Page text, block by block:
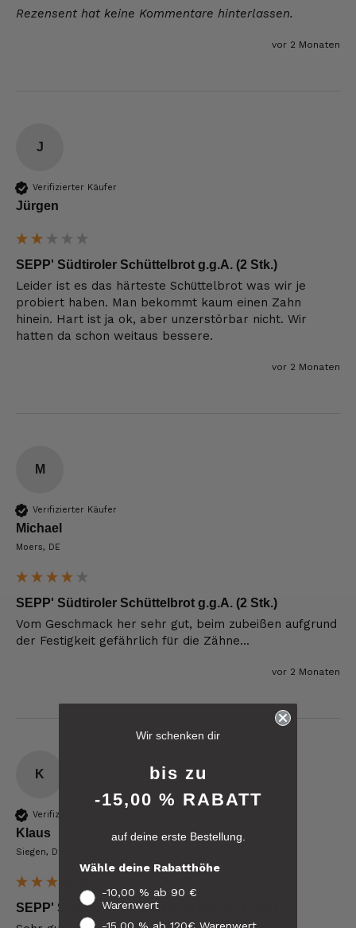
Rezensent hat keine Kommentare hinterlassen.
vor 2 Monaten
J
Verifizierter Käufer
Jürgen
SEPP' Südtiroler Schüttelbrot g.g.A. (2 Stk.)
Leider ist es das härteste Schüttelbrot was wir je
probiert haben. Man bekommt kaum einen Zahn
hinein. Hart ist ja ok, aber unzerstörbar nicht. Wir
hatten da schon weitaus bessere.
vor 2 Monaten
M
Verifizierter Käufer
Michael
Moers, DE
SEPP' Südtiroler Schüttelbrot g.g.A. (2 Stk.)
Vom Geschmack her sehr gut, beim zubeißen aufgrund
der Festigkeit gefährlich für die Zähne...
vor 2 Monaten
K
Verifizierter Käufer
Klaus
Siegen, Deutschland
SEPP' Südtiroler Schüttelbrot g.g.A. (2 Stk.)
rating 6.229
reviews-io
Verifizierter Kunde
Hallo Ich konnte erst heute mein Paket
abholen , bin sehr überrascht kann Euch nur
Wir schenken dir
bis zu
-15,00 % RABATT
auf deine erste Bestellung.
Wähle deine Rabatthöhe
-10,00 % ab 90 €
Warenwert
-15,00 % ab 120€ Warenwert